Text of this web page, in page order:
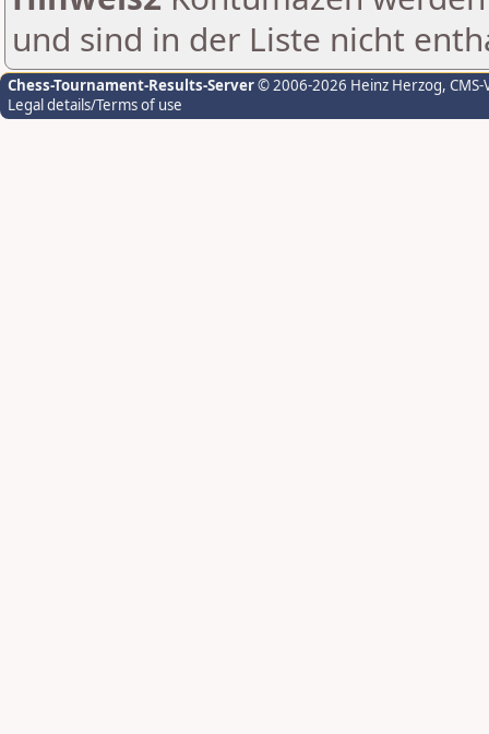
und sind in der Liste nicht
Chess-Tournament-Results-Server© 2006-2026 Heinz Herzog,
Legal details/Terms of use